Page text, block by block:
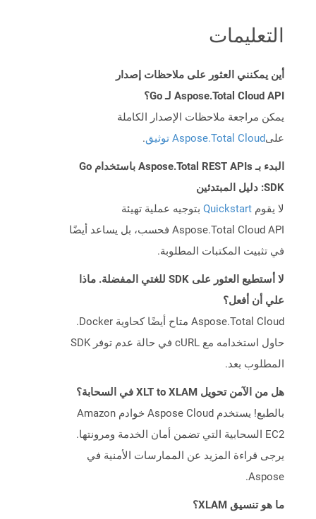
التعليمات
أين يمكنني العثور على ملاحظات إصدار
Aspose.Total Cloud API لـ Go؟
يمكن مراجعة ملاحظات الإصدار الكاملة
علىAspose.Total Cloud توثيق .
البدء بـ Aspose.Total REST APIs باستخدام Go
SDK: دليل المبتدئين
لا يقوم Quickstart بتوجيه عملية تهيئة
Aspose.Total Cloud API فحسب، بل يساعد أيضًا
في تثبيت المكتبات المطلوبة.
لا أستطيع العثور على SDK للغتي المفضلة. ماذا
علي أن أفعل؟
Aspose.Total Cloud متاح أيضًا كحاوية Docker.
حاول استخدامه مع cURL في حالة عدم توفر SDK
المطلوب بعد.
هل من الآمن تحويل XLT to XLAM في السحابة؟
بالطبع! يستخدم Aspose Cloud خوادم Amazon
EC2 السحابية التي تضمن أمان الخدمة ومرونتها.
يرجى قراءة المزيد عن الممارسات الأمنية في
Aspose.
ما هو تنسيق XLAM؟